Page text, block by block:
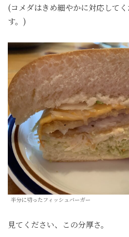
(コメダはきめ細やかに対応して
す。)
半分に切ったフィッシュバーガー
見てください、この分厚さ。